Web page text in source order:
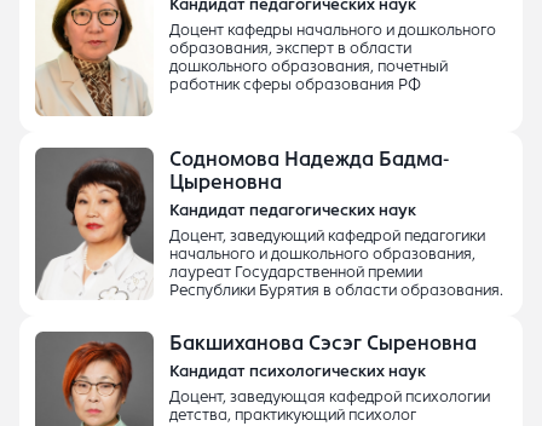
Кандидат педагогических наук
Доцент кафедры начального и дошкольного
образования, эксперт в области
дошкольного образования, почетный
работник сферы образования РФ
Содномова Надежда Бадма-
Цыреновна
Кандидат педагогических наук
Доцент, заведующий кафедрой педагогики
начального и дошкольного образования,
лауреат Государственной премии
Республики Бурятия в области образования.
Бакшиханова Сэсэг Сыреновна
Кандидат психологических наук
Доцент, заведующая кафедрой психологии
детства, практикующий психолог